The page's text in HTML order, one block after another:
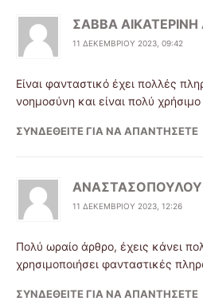
ΣΑΒΒΑ
11 ΔΕΚΕΜΒΡΊΟΥ 2023, 09:42
Είναι φανταστικό έχει πολλές
νοημοσύνη και είναι πολύ
ΣΥΝΔΕΘΕΊΤΕ ΓΙΑ ΝΑ ΑΠΑΝΤΉΣΕΤΕ
ΑΝΑΣΤΑΣΟΠΟΥΛΟΥ
11 ΔΕΚΕΜΒΡΊΟΥ 2023, 12:26
Πολύ ωραίο άρθρο, έχεις κάνει
χρησιμοποιήσει φανταστικές
ΣΥΝΔΕΘΕΊΤΕ ΓΙΑ ΝΑ ΑΠΑΝΤΉΣΕΤΕ